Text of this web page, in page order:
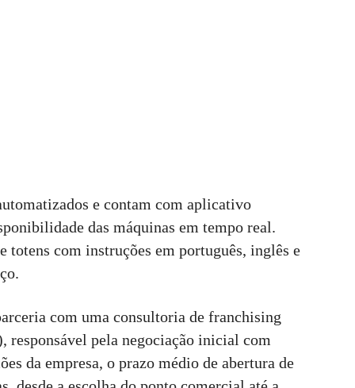
e contam com aplicativo
das máquinas em tempo real.
totens com instruções em português, inglês e
com uma consultoria de franchising
responsável pela negociação inicial com
da empresa, o prazo médio de abertura de